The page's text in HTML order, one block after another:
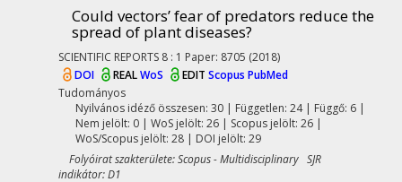
Could vectors’ fear of predators reduce the
spread of plant diseases?
SCIENTIFIC REPORTS 8 : 1 Paper: 8705 (2018)
DOI
REALWoS EDIT Scopus PubMed
Tudományos
Nyilvános idéző összesen: 30| Független: 24 | Függő: 6 |
Nem jelölt: 0 | WoS jelölt: 26 | Scopus jelölt: 26 |
WoS/Scopus jelölt: 28 | DOI jelölt: 29
Folyóirat szakterülete: Scopus - Multidisciplinary SJR
indikátor: D1